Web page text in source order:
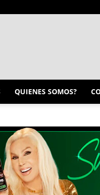
INFO
CONQUISTADORES
QUIENES SOMOS?